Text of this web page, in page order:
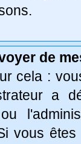
de
cela :
a
vous